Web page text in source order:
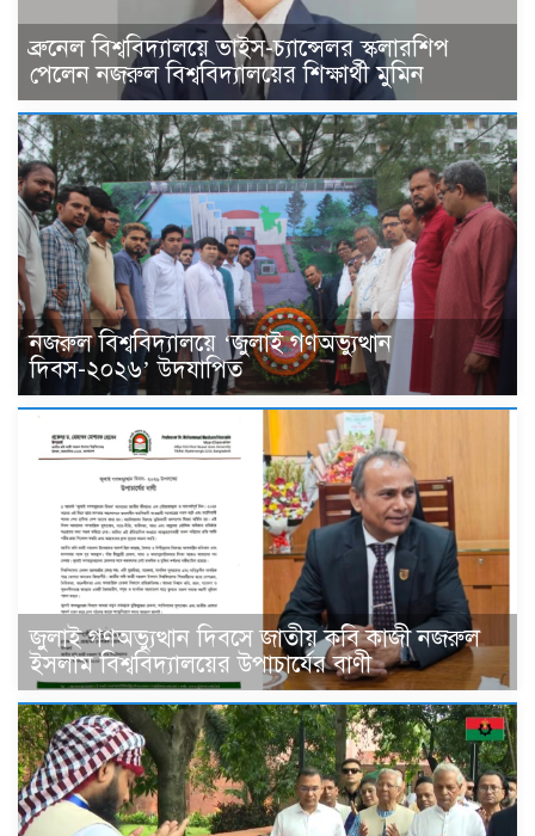
ব্রুনেল বিশ্ববিদ্যালয়ে ভাইস-চ্যান্সেলর স্কলারশিপ
পেলেন নজরুল বিশ্ববিদ্যালয়ের শিক্ষার্থী মুমিন
নজরুল বিশ্ববিদ্যালয়ে ‘জুলাই গণঅভ্যুত্থান
দিবস-২০২৬’ উদযাপিত
জুলাই গণঅভ্যুত্থান দিবসে জাতীয় কবি কাজী নজরুল
ইসলাম বিশ্ববিদ্যালয়ের উপাচার্যের বাণী